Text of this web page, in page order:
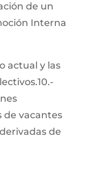
de un
Interna
actual y las
de vacantes
de